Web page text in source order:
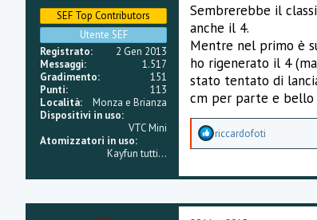
SEF Top Contributors
Utente SEF
Registrato
2 Gen 2013
Messaggi
1.517
Gradimento
151
Punti
113
Località
Monza e Brianza
Dispositivi in uso
VTC Mini
Atomizzatori in uso
Kayfun tutti...
Sembrerebbe il
anche il 4.
Mentre nel primo è
ho rigenerato il 4
stato tentato di
cm per parte e bello
A
e
z
riccardofoti